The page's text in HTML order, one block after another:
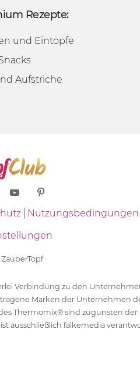
Rezepte:
und Eintöpfe
Aufstriche
Nutzungsbedingungen
Verbindung zu den
Marken der Unternehmen
Thermomix® sind zugunsten
ausschließlich falkemedia